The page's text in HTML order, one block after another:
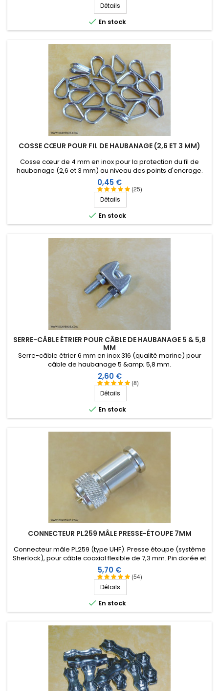
Détails
 En stock
COSSE CŒUR POUR FIL DE HAUBANAGE (2,6 ET 3 MM)
(25)
Cosse cœur de 4 mm en inox pour la protection du fil de
haubanage (2,6 et 3 mm) au niveau des points d'encrage.
Prix
0,45 €
Détails
 En stock
SERRE-CÂBLE ÉTRIER POUR CÂBLE DE HAUBANAGE 5 & 5,8
MM
(8)
Serre-câble étrier 6 mm en inox 316 (qualité marine) pour
câble de haubanage 5 &amp; 5,8 mm.
Prix
2,60 €
Détails
 En stock
CONNECTEUR PL259 MÂLE PRESSE-ÉTOUPE 7MM
(54)
Connecteur mâle PL259 (type UHF). Presse étoupe (système
Sherlock), pour câble coaxial flexible de 7,3 mm. Pin dorée et
isolation Téflon.
Prix
5,70 €
Détails
 En stock